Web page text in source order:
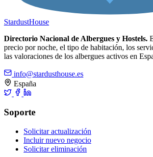
StardustHouse
Directorio Nacional de Albergues y Hostels.
precio por noche, el tipo de habitación, los
las valoraciones de los albergues activos en
info@stardusthouse.es
España
Soporte
Solicitar actualización
Incluir nuevo negocio
Solicitar eliminación